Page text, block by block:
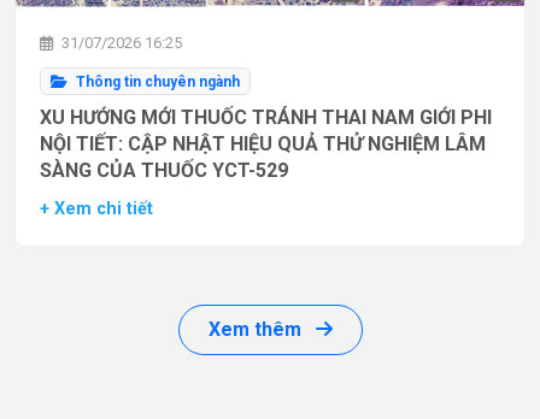
31/07/2026 16:25
Thông tin chuyên ngành
XU HƯỚNG MỚI THUỐC TRÁNH THAI NAM GIỚI PHI
NỘI TIẾT: CẬP NHẬT HIỆU QUẢ THỬ NGHIỆM LÂM
SÀNG CỦA THUỐC YCT-529
+ Xem chi tiết
Xem thêm